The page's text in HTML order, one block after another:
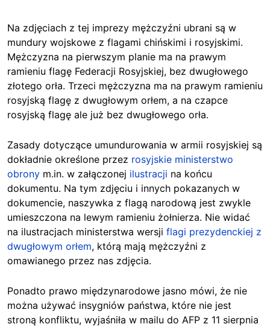
Na zdjęciach z tej imprezy mężczyźni ubrani są w
mundury wojskowe z flagami chińskimi i rosyjskimi.
Mężczyzna na pierwszym planie ma na prawym
ramieniu flagę Federacji Rosyjskiej, bez dwugłowego
złotego orła. Trzeci mężczyzna ma na prawym ramieniu
rosyjską flagę z dwugłowym orłem, a na czapce
rosyjską flagę ale już bez dwugłowego orła.
Zasady dotyczące umundurowania w armii rosyjskiej są
dokładnie określone przez rosyjskie ministerstwo
obrony m.in. w załączonej ilustracji na końcu
dokumentu. Na tym zdjęciu i innych pokazanych w
dokumencie, naszywka z flagą narodową jest zwykle
umieszczona na lewym ramieniu żołnierza. Nie widać
na ilustracjach ministerstwa wersji flagi prezydenckiej z
dwugłowym orłem, którą mają mężczyźni z
omawianego przez nas zdjęcia.
Ponadto prawo międzynarodowe jasno mówi, że nie
można używać insygniów państwa, które nie jest
stroną konfliktu, wyjaśniła w mailu do AFP z 11 sierpnia